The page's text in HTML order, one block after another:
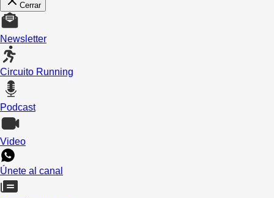
Cerrar
Newsletter
Circuito Running
Podcast
Video
Únete al canal